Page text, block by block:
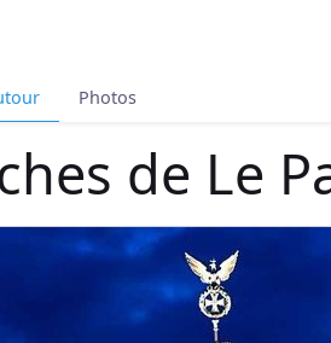
Photos
de Le